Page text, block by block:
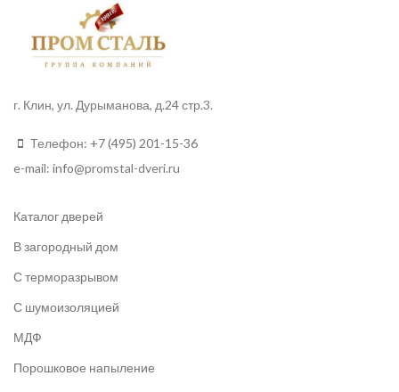
г. Клин, ул. Дурыманова, д.24 стр.3.
Телефон: +7 (495) 201-15-36
e-mail: info@promstal-dveri.ru
Каталог дверей
В загородный дом
С терморазрывом
С шумоизоляцией
МДФ
Порошковое напыление